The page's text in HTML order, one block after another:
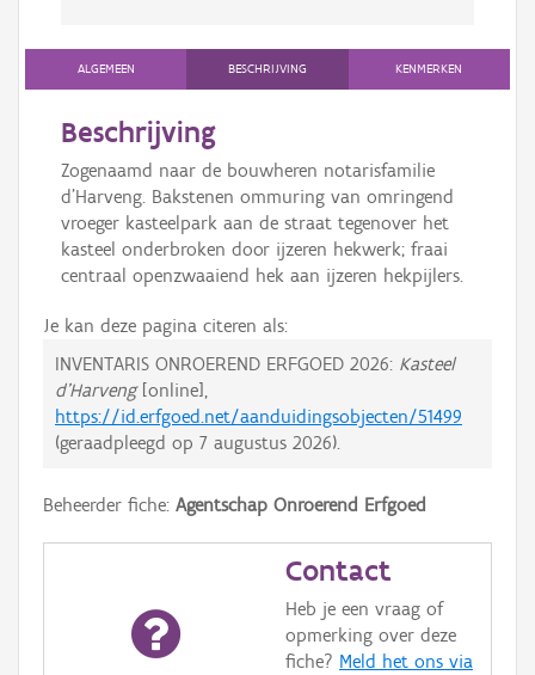
ALGEMEEN BESCHRIJVING KENMERKEN
Beschrijving
Zogenaamd naar de bouwheren notarisfamilie
d'Harveng. Bakstenen ommuring van omringend
vroeger kasteelpark aan de straat tegenover het
kasteel onderbroken door ijzeren hekwerk; fraai
centraal openzwaaiend hek aan ijzeren hekpijlers.
Je kan deze pagina citeren als:
INVENTARIS ONROEREND ERFGOED 2026: Kasteel
d'Harveng[online],
https://id.erfgoed.net/aanduidingsobjecten/51499
(geraadpleegd op 7 augustus 2026).
Beheerder fiche: Agentschap Onroerend Erfgoed
Contact
Heb je een vraag of
opmerking over deze
fiche? Meld het ons via